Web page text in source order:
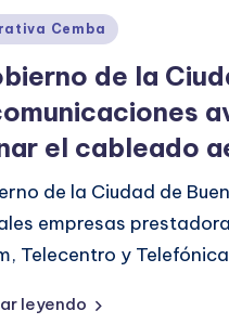
Cemba
de la
el cableado
de la Ciudad de
empresas
Telecentro y
leyendo